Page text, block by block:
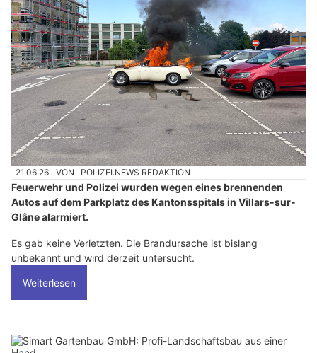
21.06.26 VON POLIZEI.NEWS REDAKTION
Feuerwehr und Polizei wurden wegen eines brennenden
Autos auf dem Parkplatz des Kantonsspitals in Villars-sur-
Glâne alarmiert.
Es gab keine Verletzten. Die Brandursache ist bislang
unbekannt und wird derzeit untersucht.
Weiterlesen